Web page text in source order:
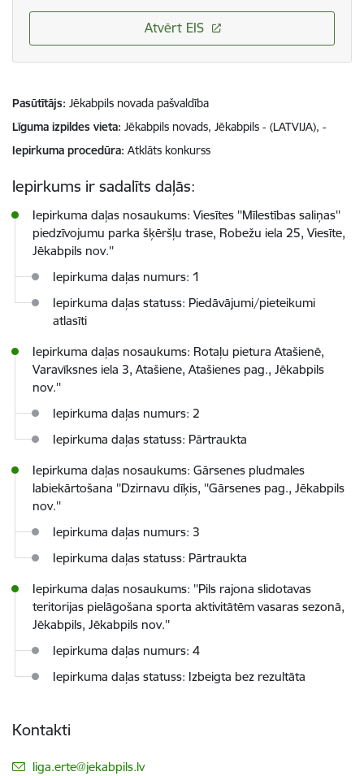
Atvērt EIS
Pasūtītājs Jēkabpils novada pašvaldība
Līguma izpildes vieta Jēkabpils novads, Jēkabpils - (LATVIJA), -
Iepirkuma procedūra Atklāts konkurss
Iepirkums ir sadalīts daļās:
Iepirkuma daļas nosaukums: Viesītes ''Mīlestības saliņas''
piedzīvojumu parka šķēršļu trase, Robežu iela 25, Viesīte,
Jēkabpils nov.''
Iepirkuma daļas numurs: 1
Iepirkuma daļas statuss: Piedāvājumi/pieteikumi
atlasīti
Iepirkuma daļas nosaukums: Rotaļu pietura Atašienē,
Varavīksnes iela 3, Atašiene, Atašienes pag., Jēkabpils
nov.''
Iepirkuma daļas numurs: 2
Iepirkuma daļas statuss: Pārtraukta
Iepirkuma daļas nosaukums: Gārsenes pludmales
labiekārtošana ''Dzirnavu dīķis, ''Gārsenes pag., Jēkabpils
nov.''
Iepirkuma daļas numurs: 3
Iepirkuma daļas statuss: Pārtraukta
Iepirkuma daļas nosaukums: ''Pils rajona slidotavas
teritorijas pielāgošana sporta aktivitātēm vasaras sezonā,
Jēkabpils, Jēkabpils nov.''
Iepirkuma daļas numurs: 4
Iepirkuma daļas statuss: Izbeigta bez rezultāta
Kontakti
E-pasts:
liga.erte@jekabpils.lv